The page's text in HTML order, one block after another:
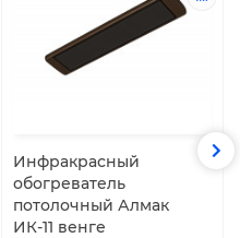
Инфракрасный
обогреватель
потолочный Алмак
ИК-11 венге